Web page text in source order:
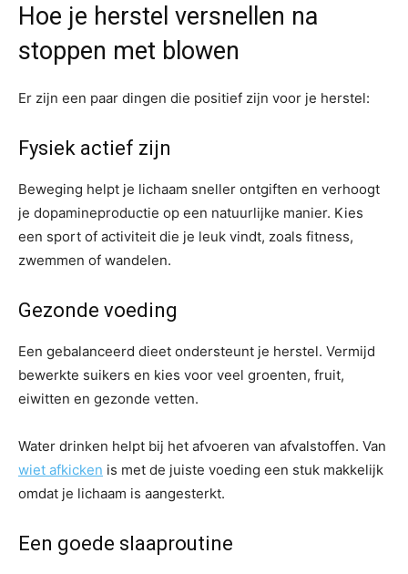
Hoe je herstel versnellen na
stoppen met blowen
Er zijn een paar dingen die positief zijn voor je herstel:
Fysiek actief zijn
Beweging helpt je lichaam sneller ontgiften en verhoogt
je dopamineproductie op een natuurlijke manier. Kies
een sport of activiteit die je leuk vindt, zoals fitness,
zwemmen of wandelen.
Gezonde voeding
Een gebalanceerd dieet ondersteunt je herstel. Vermijd
bewerkte suikers en kies voor veel groenten, fruit,
eiwitten en gezonde vetten.
Water drinken helpt bij het afvoeren van afvalstoffen. Van
wiet afkicken is met de juiste voeding een stuk makkelijk
omdat je lichaam is aangesterkt.
Een goede slaaproutine